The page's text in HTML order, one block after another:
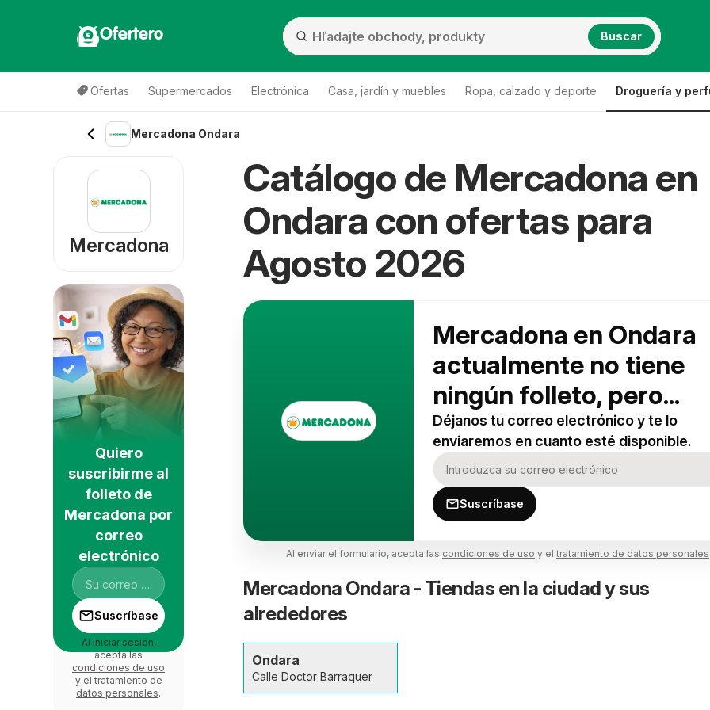
Ofertero Buscar
Ofertas Supermercados Electrónica Casa, jardín y muebles Ropa, calzado y deporte Droguería y
Mercadona Ondara
Catálogo de Mercadona en
Ondara con ofertas para
Agosto 2026
Mercadona en Ondara
actualmente no tiene
ningún folleto, pero...
Déjanos tu correo electrónico y te lo
enviaremos en cuanto esté disponible.
Suscríbase
Al enviar el formulario, acepta las condiciones de uso y el tratamiento de datos personales
Mercadona Ondara - Tiendas en la ciudad y sus
alrededores
Ondara
Calle Doctor Barraquer
Mercadona
Quiero
suscribirme al
folleto de
Mercadona por
correo
electrónico
Suscríbase
Al iniciar sesión,
acepta las
condiciones de uso
y el tratamiento de
datos personales.